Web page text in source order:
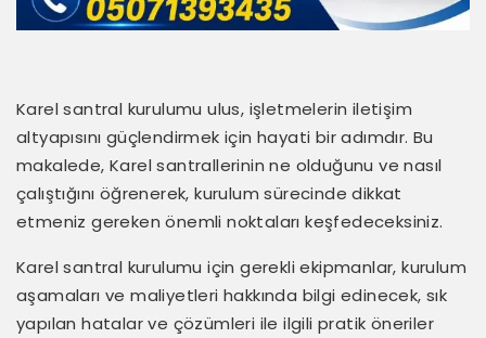
Karel santral kurulumu ulus, işletmelerin iletişim
altyapısını güçlendirmek için hayati bir adımdır. Bu
makalede, Karel santrallerinin ne olduğunu ve nasıl
çalıştığını öğrenerek, kurulum sürecinde dikkat
etmeniz gereken önemli noktaları keşfedeceksiniz.
Karel santral kurulumu için gerekli ekipmanlar, kurulum
aşamaları ve maliyetleri hakkında bilgi edinecek, sık
yapılan hatalar ve çözümleri ile ilgili pratik öneriler